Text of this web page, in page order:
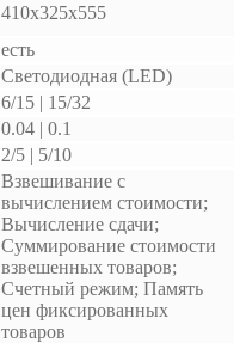
410х325х555
есть
Светодиодная (LED)
6/15 | 15/32
0.04 | 0.1
2/5 | 5/10
Взвешивание с
вычислением стоимости;
Вычисление сдачи;
Суммирование стоимости
взвешенных товаров;
Счетный режим; Память
цен фиксированных
товаров